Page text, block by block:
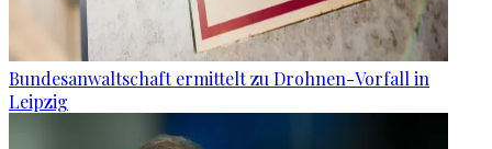
Bundesanwaltschaft ermittelt zu Drohnen-Vorfall in
Leipzig